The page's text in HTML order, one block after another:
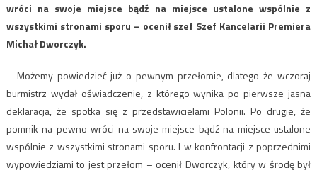
wróci na swoje miejsce bądź na miejsce ustalone wspólnie z
wszystkimi stronami sporu – ocenił szef Szef Kancelarii Premiera
Michał Dworczyk.
– Możemy powiedzieć już o pewnym przełomie, dlatego że wczoraj
burmistrz wydał oświadczenie, z którego wynika po pierwsze jasna
deklaracja, że spotka się z przedstawicielami Polonii. Po drugie, że
pomnik na pewno wróci na swoje miejsce bądź na miejsce ustalone
wspólnie z wszystkimi stronami sporu. I w konfrontacji z poprzednimi
wypowiedziami to jest przełom – ocenił Dworczyk, który w środę był